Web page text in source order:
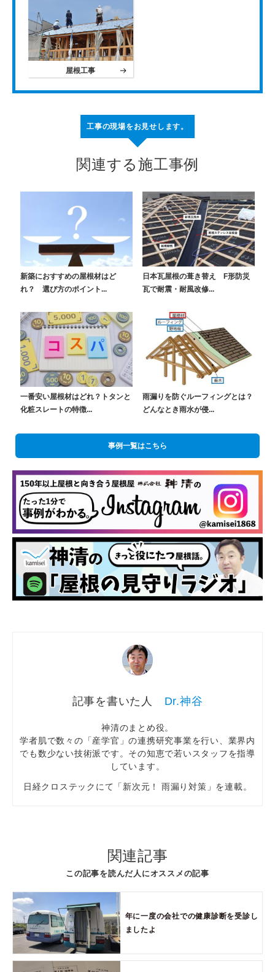
屋根工事
工事の現場をお見せします。
関連する施工事例
新築におすすめの屋根材はど
れ？ 選び方のポイント...
日本瓦屋根の葺き替え F形防災
瓦で耐震・耐風改修...
一番安い屋根材はどれ？トタンと
化粧スレートの特徴...
雨漏りを防ぐルーフィングとは？
どんなとき雨水が侵...
事例一覧はこちら
Dr.神谷
神清のまとめ役。
学者肌で数々の「産学官」の連携研究事業を行い、業界内
でも数少ない技術派です。その知恵で若いスタッフを指導
しています。
日経クロステックにて「新次元！ 雨漏り対策」を連載。
関連記事
この記事を読んだ人にオススメの記事
年に一度の会社での健康診断を受診し
ましたよ